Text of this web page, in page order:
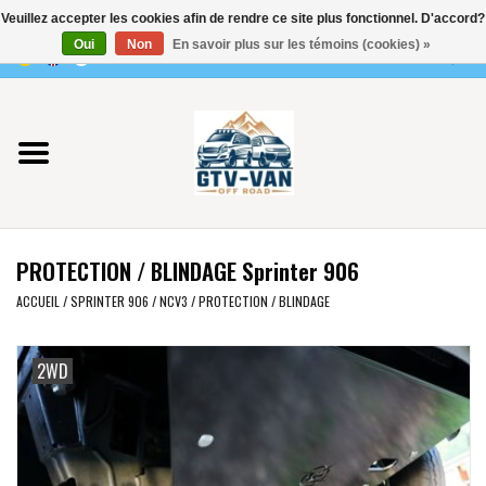
0 Articles - €0,00
Utilisez
les
flèches
haut
et
bas
pour
résultat
disponible.
Vito / classe V - 447
Viano /Vito 639
VW T7 2025
VW T6
VW T5
VW CRAFTER / MAN TGE
PROTECTION / BLINDAGE Sprinter 906
ACCUEIL /SPRINTER 906 / NCV3 /PROTECTION / BLINDAGE
2WD
Veuillez accepter les cookies afin de rendre ce site plus fonctionnel. D'accord?
Oui
Non En savoir plus sur les témoins (cookies) »